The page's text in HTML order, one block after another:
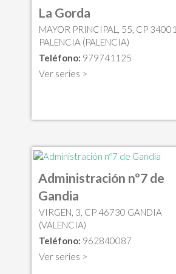
La Gorda
MAYOR PRINCIPAL, 55, CP 34001
PALENCIA (PALENCIA)
Teléfono: 979741125
Ver series >
Administración nº7 de
Gandia
VIRGEN, 3, CP 46730 GANDIA
(VALENCIA)
Teléfono: 962840087
Ver series >